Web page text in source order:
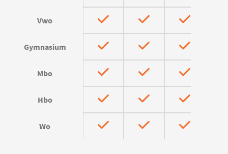
Vwo
Gymnasium
Mbo
Hbo
Wo